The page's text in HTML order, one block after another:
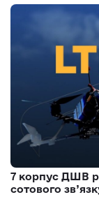
7 корпус ДШВ
сотового